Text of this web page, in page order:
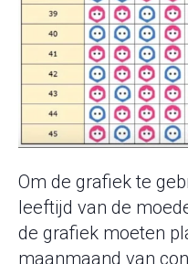
Om de grafiek te
leeftijd van de
de grafiek moeten
maanmaand van